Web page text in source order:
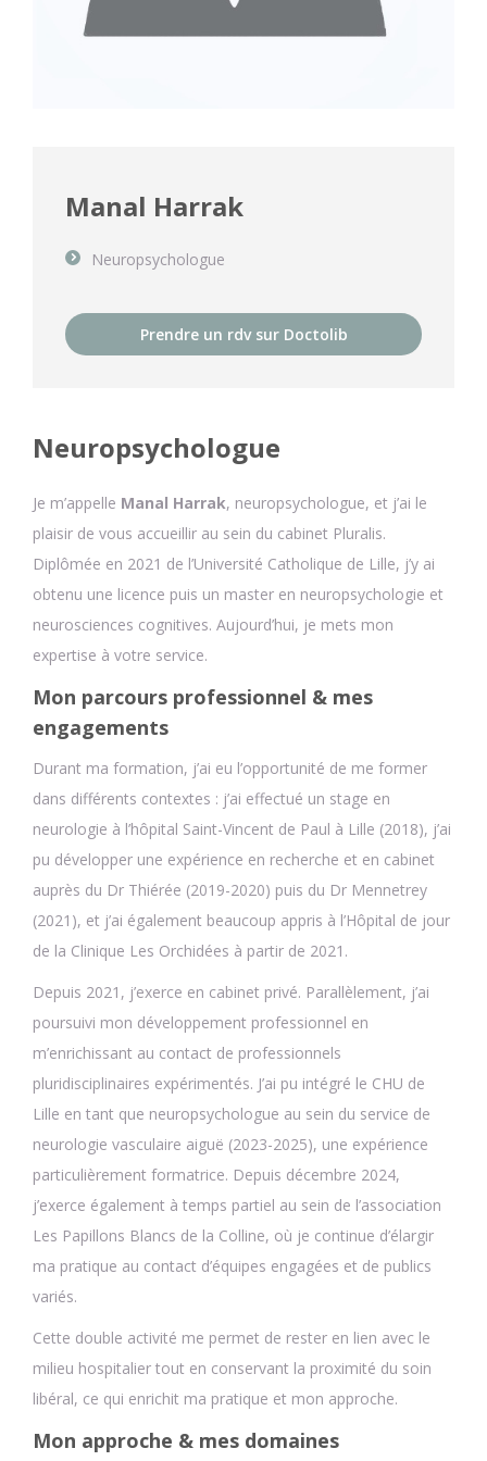
Manal Harrak
Neuropsychologue
Prendre un rdv sur Doctolib
Neuropsychologue
Je m’appelle Manal Harrak, neuropsychologue, et j’ai le
plaisir de vous accueillir au sein du cabinet Pluralis.
Diplômée en 2021 de l’Université Catholique de Lille, j’y ai
obtenu une licence puis un master en neuropsychologie et
neurosciences cognitives. Aujourd’hui, je mets mon
expertise à votre service.
Mon parcours professionnel & mes
engagements
Durant ma formation, j’ai eu l’opportunité de me former
dans différents contextes : j’ai effectué un stage en
neurologie à l’hôpital Saint-Vincent de Paul à Lille (2018), j’ai
pu développer une expérience en recherche et en cabinet
auprès du Dr Thiérée (2019-2020) puis du Dr Mennetrey
(2021), et j’ai également beaucoup appris à l’Hôpital de jour
de la Clinique Les Orchidées à partir de 2021.
Depuis 2021, j’exerce en cabinet privé. Parallèlement, j’ai
poursuivi mon développement professionnel en
m’enrichissant au contact de professionnels
pluridisciplinaires expérimentés. J’ai pu intégré le CHU de
Lille en tant que neuropsychologue au sein du service de
neurologie vasculaire aiguë (2023-2025), une expérience
particulièrement formatrice. Depuis décembre 2024,
j’exerce également à temps partiel au sein de l’association
Les Papillons Blancs de la Colline, où je continue d’élargir
ma pratique au contact d’équipes engagées et de publics
variés.
Cette double activité me permet de rester en lien avec le
milieu hospitalier tout en conservant la proximité du soin
libéral, ce qui enrichit ma pratique et mon approche.
Mon approche & mes domaines